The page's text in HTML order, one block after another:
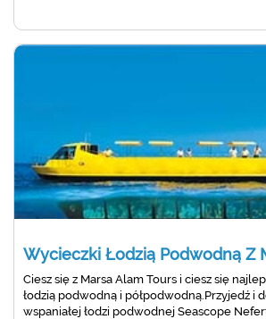
Alam z przyjemną okazją do zobaczenia
Wycieczki Łodzią Podwodną Z
Ciesz się z Marsa Alam Tours i ciesz się
łodzią podwodną i półpodwodną.Przyjedź i
wspaniałej łodzi podwodnej Seascope